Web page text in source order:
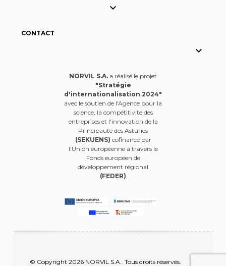

CONTACT

NORVIL S.A. a réalisé le projet
"Stratégie
d'internationalisation 2024"
avec le soutien de l'Agence pour la
science, la compétitivité des
entreprises et l'innovation de la
Principauté des Asturies
(SEKUENS) cofinancé par
l'Union européenne à travers le
Fonds européen de
développement régional
(FEDER)
© Copyright 2026 NORVIL S.A.. Tous droits réservés.